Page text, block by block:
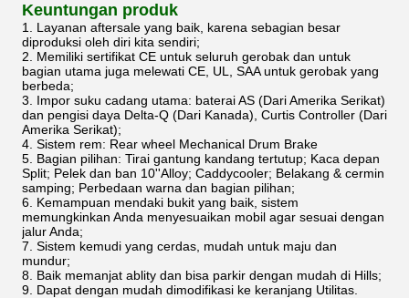
Keuntungan produk
1. Layanan aftersale yang baik, karena sebagian besar
diproduksi oleh diri kita sendiri;
2. Memiliki sertifikat CE untuk seluruh gerobak dan untuk
bagian utama juga melewati CE, UL, SAA untuk gerobak yang
berbeda;
3. Impor suku cadang utama: baterai AS (Dari Amerika Serikat)
dan pengisi daya Delta-Q (Dari Kanada), Curtis Controller (Dari
Amerika Serikat);
4. Sistem rem: Rear wheel Mechanical Drum Brake
5. Bagian pilihan: Tirai gantung kandang tertutup; Kaca depan
Split; Pelek dan ban 10''Alloy; Caddycooler; Belakang & cermin
samping; Perbedaan warna dan bagian pilihan;
6. Kemampuan mendaki bukit yang baik, sistem
memungkinkan Anda menyesuaikan mobil agar sesuai dengan
jalur Anda;
7. Sistem kemudi yang cerdas, mudah untuk maju dan
mundur;
8. Baik memanjat ablity dan bisa parkir dengan mudah di Hills;
9. Dapat dengan mudah dimodifikasi ke keranjang Utilitas.